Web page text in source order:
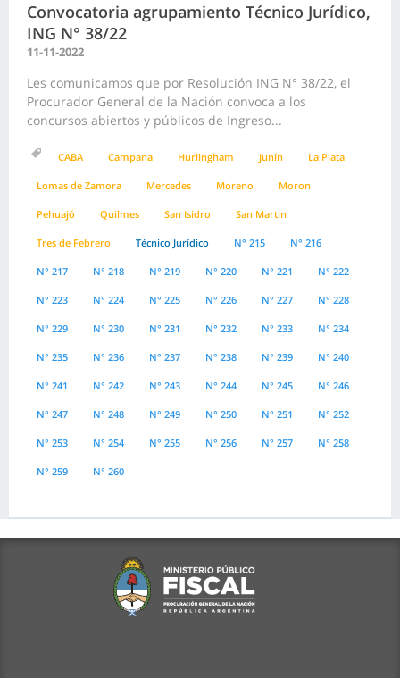
Convocatoria agrupamiento Técnico Jurídico,
ING N° 38/22
11-11-2022
Les comunicamos que por Resolución ING N° 38/22, el
Procurador General de la Nación convoca a los
concursos abiertos y públicos de Ingreso...
CABA Campana Hurlingham Junín La Plata
Lomas de Zamora Mercedes Moreno Moron
Pehuajó Quilmes San Isidro San Martin
Tres de Febrero Técnico Jurídico N° 215 N° 216
N° 217 N° 218 N° 219 N° 220 N° 221 N° 222
N° 223 N° 224 N° 225 N° 226 N° 227 N° 228
N° 229 N° 230 N° 231 N° 232 N° 233 N° 234
N° 235 N° 236 N° 237 N° 238 N° 239 N° 240
N° 241 N° 242 N° 243 N° 244 N° 245 N° 246
N° 247 N° 248 N° 249 N° 250 N° 251 N° 252
N° 253 N° 254 N° 255 N° 256 N° 257 N° 258
N° 259 N° 260